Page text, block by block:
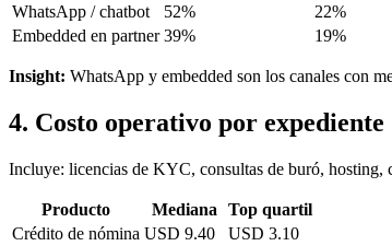
WhatsApp / chatbot
52%
22%
Embedded en partner 39% 19%
Insight: WhatsApp y embedded son los canales con
4. Costo operativo por expediente
Incluye: licencias de KYC, consultas de buró, hosting,
Producto Mediana
Top quartil
Crédito de nómina USD 9.40
USD 3.10